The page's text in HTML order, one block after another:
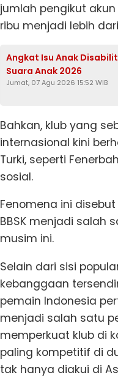
jumlah pengikut
ribu menjadi lebih dari
Angkat Isu Anak
Suara Anak 2026
Jumat, 07 Agu 2026 15:52 WIB
Bahkan, klub yang
internasional kini
Turki, seperti
sosial.
Fenomena ini
BBSK menjadi salah
musim ini.
Selain dari sisi
kebanggaan
pemain Indonesia
menjadi salah satu
memperkuat klub di
paling kompetitif di
tak hanya diakui di